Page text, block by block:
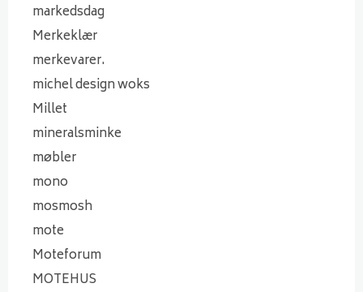
markedsdag
Merkeklær
merkevarer.
michel design woks
Millet
mineralsminke
møbler
mono
mosmosh
mote
Moteforum
MOTEHUS